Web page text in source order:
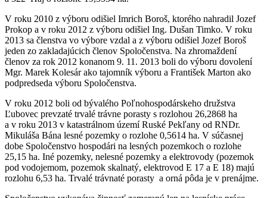
V roku 2010 z výboru odišiel Imrich Boroš, ktorého nahradil Jozef
Prokop a v roku 2012 z výboru odišiel Ing. Dušan Timko. V roku
2013 sa členstva vo výbore vzdal a z výboru odišiel Jozef Boroš
jeden zo zakladajúcich členov Spoločenstva. Na zhromaždení
členov za rok 2012 konanom 9. 11. 2013 boli do výboru dovolení
Mgr. Marek Kolesár ako tajomník výboru a František Marton ako
podpredseda výboru Spoločenstva.
V roku 2012 boli od bývalého Poľnohospodárskeho družstva
Ľubovec prevzaté trvalé trávne porasty s rozlohou 26,2868 ha
a v roku 2013 v katastrálnom území Ruské Pekľany od RNDr.
Mikuláša Bána lesné pozemky o rozlohe 0,5614 ha. V súčasnej
dobe Spoločenstvo hospodári na lesných pozemkoch o rozlohe
25,15 ha. Iné pozemky, nelesné pozemky a elektrovody (pozemok
pod vodojemom, pozemok skalnatý, elektrovod E 17 a E 18) majú
rozlohu 6,53 ha. Trvalé trávnaté porasty a orná pôda je v prenájme.